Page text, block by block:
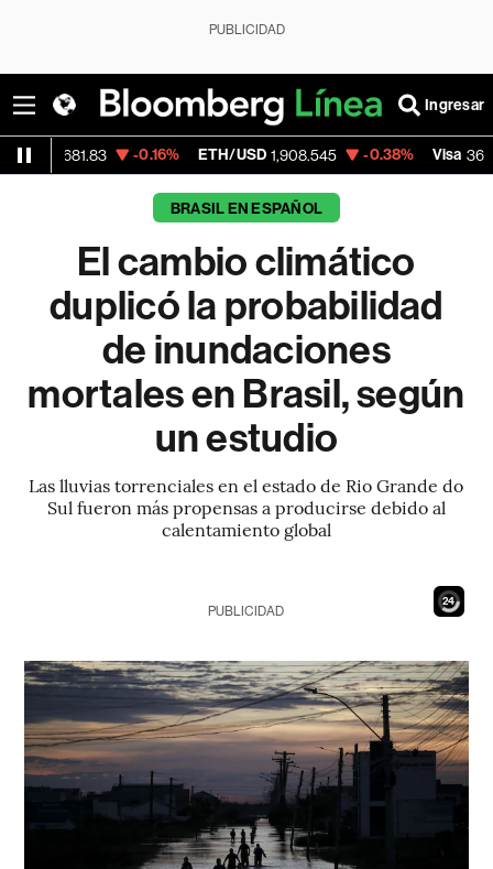
PUBLICIDAD
Ingresar
-0.16% ETH/USD 1,908.545 -0.38% Visa 368.54 -
BRASIL EN ESPAÑOL
El cambio climático
duplicó la probabilidad
de inundaciones
mortales en Brasil, según
un estudio
Las lluvias torrenciales en el estado de Rio Grande do
Sul fueron más propensas a producirse debido al
calentamiento global
22
PUBLICIDAD